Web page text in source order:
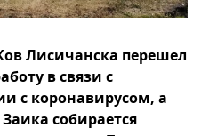
Лисичанска перешел
в связи с
с коронавирусом, а
собирается